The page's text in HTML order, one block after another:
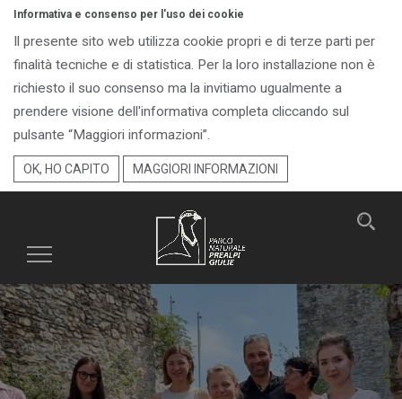
Informativa e consenso per l'uso dei cookie
Il presente sito web utilizza cookie propri e di terze parti per
finalità tecniche e di statistica. Per la loro installazione non è
richiesto il suo consenso ma la invitiamo ugualmente a
prendere visione dell'informativa completa cliccando sul
pulsante “Maggiori informazioni”.
OK, HO CAPITO MAGGIORI INFORMAZIONI
Toggle